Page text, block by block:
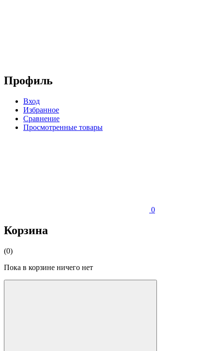
Профиль
Вход
Избранное
Сравнение
Просмотренные товары
0
Корзина
(0)
Пока в корзине ничего нет